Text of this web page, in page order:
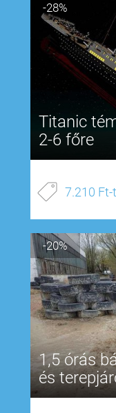
-28%
Titanic
2-6 főre
7.210 Ft-
-20%
1,5 órás
és